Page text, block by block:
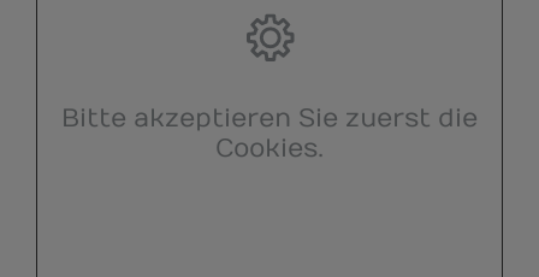
Bitte akzeptieren Sie zuerst die
Cookies.